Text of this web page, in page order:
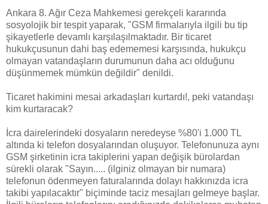
Ankara 8. Ağır Ceza Mahkemesi gerekçeli kararında
sosyolojik bir tespit yaparak, "GSM firmalarıyla ilgili bu tip
şikayetlerle devamlı karşılaşılmaktadır. Bir ticaret
hukukçusunun dahi baş edememesi karşısında, hukukçu
olmayan vatandaşların durumunun daha acı olduğunu
düşünmemek mümkün değildir" denildi.
Ticaret hakimini mesai arkadaşları kurtardı!, peki vatandaşı
kim kurtaracak?
İcra dairelerindeki dosyaların neredeyse %80'i 1.000 TL
altında ki telefon dosyalarından oluşuyor. Telefonunuza aynı
GSM şirketinin icra takiplerini yapan değişik bürolardan
sürekli olarak "Sayın..... (ilginiz olmayan bir numara)
telefonun ödenmeyen faturalarında dolayı hakkınızda icra
takibi yapılacaktır" biçiminde taciz mesajları gelmeye başlar.